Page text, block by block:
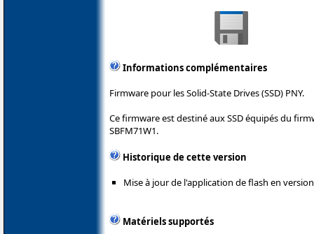
Informations complémentaires
Firmware pour les Solid-State Drives (SSD) PNY.
Ce firmware est destiné aux SSD équipés du
SBFM71W1.
Historique de cette version
Mise à jour de l'application de flash en
Matériels supportés